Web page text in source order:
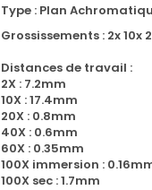
Type : Plan
Grossissements : 2x 10x
Distances de travail :
2X : 7.2mm
10X : 17.4mm
20X : 0.8mm
40X : 0.6mm
60X : 0.35mm
100X immersion :
100X sec : 1.7mm